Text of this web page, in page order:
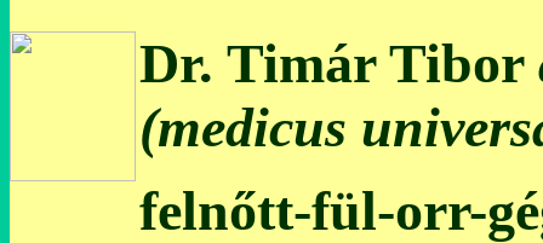
Dr. Timár Tibor
(medicus
felnőtt-fül-orr-